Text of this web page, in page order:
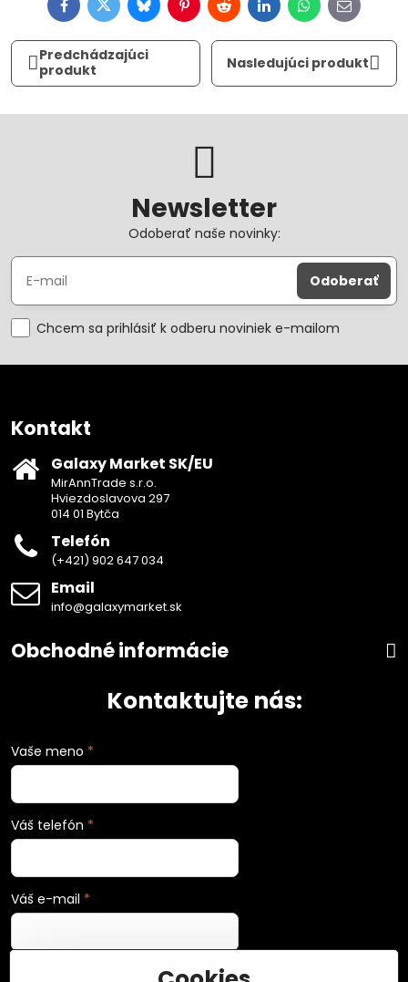
FacebookTwitterBlueskyPinterestRedditLinkedInWhatsApp
E-
mail
Predchádzajúci
produkt
Nasledujúci produkt
Newsletter
Odoberať naše novinky:
Odoberať
Chcem sa prihlásiť k odberu noviniek e-mailom
Kontakt
Galaxy Market SK/EU
MirAnnTrade s.r.o.
Hviezdoslavova 297
014 01 Bytča
Telefón
(+421) 902 647 034
Email
info@galaxymarket.sk
Obchodné informácie
Kontaktujte nás:
Vaše meno *
Váš telefón *
Váš e-mail *